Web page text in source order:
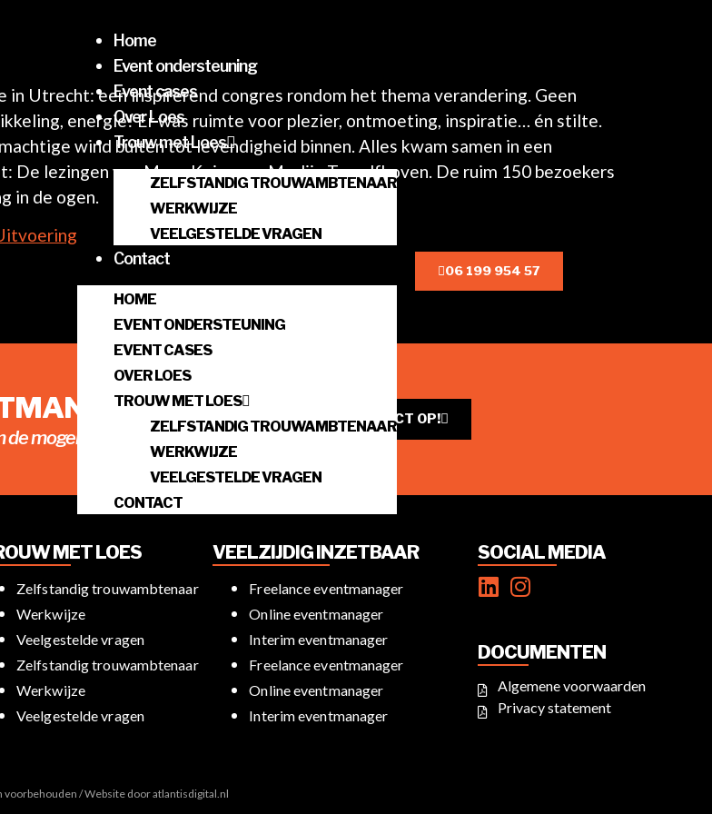
Home
Event ondersteuning
Event cases
Over Loes
Trouw met Loes
ZELFSTANDIG TROUWAMBTENAAR
WERKWIJZE
VEELGESTELDE VRAGEN
Contact
HOME
EVENT ONDERSTEUNING
EVENT CASES
OVER LOES
TROUW MET LOES
ZELFSTANDIG TROUWAMBTENAAR
WERKWIJZE
VEELGESTELDE VRAGEN
CONTACT
06 199 954 57
Utrecht: een inspirerend congres rondom het thema verandering. Geen
energie! Er was ruimte voor plezier, ontmoeting, inspiratie… én stilte.
wind buiten tot levendigheid binnen. Alles kwam samen in een
De lezingen van Manu Keirse en Merlijn Twaalfhoven. De ruim 150 bezoekers
in de ogen.
NODIG?
de mogelijkheden te bespreken!
NEEM CONTACT OP!
MET LOES
Zelfstandig trouwambtenaar
Werkwijze
Veelgestelde vragen
Zelfstandig trouwambtenaar
Werkwijze
Veelgestelde vragen
VEELZIJDIG INZETBAAR
Freelance eventmanager
Online eventmanager
Interim eventmanager
Freelance eventmanager
Online eventmanager
Interim eventmanager
SOCIAL MEDIA
DOCUMENTEN
Algemene voorwaarden
Privacy statement
voorbehouden / Website dooratlantisdigital.nl